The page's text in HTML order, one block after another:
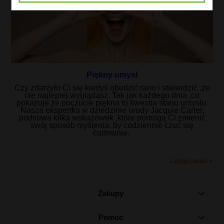
Piękny umysł
Czy zdarzyło Ci się kiedyś obudzić rano i stwierdzić ,że
nie najlepiej wyglądasz. Tak jak każdego dnia ,co
pokazuje że poczucie piękna to kwestia stanu umysłu.
Nasza ekspertka w dziedzinie urody Jacquie Carter,
podsuwa kilka wskazówek ,które pomogą Ci zmienić
swój sposób myślenia, by codziennie czuć się
cudownie.
Zakupy
Pomoc